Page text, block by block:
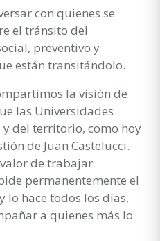
con quienes se
el tránsito del
preventivo y
están transitándolo.
la visión de
las Universidades
del territorio, como hoy
de Juan Castelucci.
de trabajar
permanentemente el
lo hace todos los días,
a quienes más lo